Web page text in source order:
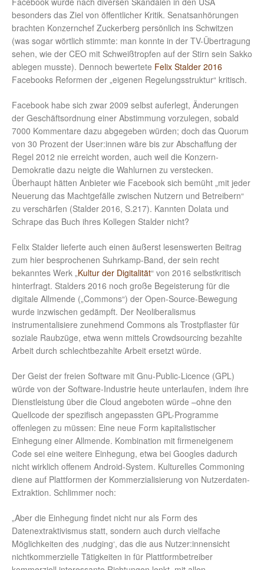
besonders das Ziel von öffentlicher Kritik. Senatsanhörungen
brachten Konzernchef Zuckerberg persönlich ins Schwitzen
(was sogar wörtlich stimmte: man konnte in der TV-Übertragung
sehen, wie der CEO mit Schweißtropfen auf der Stirn sein Sakko
ablegen musste). Dennoch bewertete Felix Stalder 2016
Facebooks Reformen der „eigenen Regelungsstruktur“ kritisch.
Facebook habe sich zwar 2009 selbst auferlegt, Änderungen
der Geschäftsordnung einer Abstimmung vorzulegen, sobald
7000 Kommentare dazu abgegeben würden; doch das Quorum
von 30 Prozent der User:innen wäre bis zur Abschaffung der
Regel 2012 nie erreicht worden, auch weil die Konzern-
Demokratie dazu neigte die Wahlurnen zu verstecken.
Überhaupt hätten Anbieter wie Facebook sich bemüht „mit jeder
Neuerung das Machtgefälle zwischen Nutzern und Betreibern“
zu verschärfen (Stalder 2016, S.217). Kannten Dolata und
Schrape das Buch ihres Kollegen Stalder nicht?
Felix Stalder lieferte auch einen äußerst lesenswerten Beitrag
zum hier besprochenen Suhrkamp-Band, der sein recht
bekanntes Werk „Kultur der Digitalität“ von 2016 selbstkritisch
hinterfragt. Stalders 2016 noch große Begeisterung für die
digitale Allmende („Commons“) der Open-Source-Bewegung
wurde inzwischen gedämpft. Der Neoliberalismus
instrumentalisiere zunehmend Commons als Trostpflaster für
soziale Raubzüge, etwa wenn mittels Crowdsourcing bezahlte
Arbeit durch schlechtbezahlte Arbeit ersetzt würde.
Der Geist der freien Software mit Gnu-Public-Licence (GPL)
würde von der Software-Industrie heute unterlaufen, indem ihre
Dienstleistung über die Cloud angeboten würde –ohne den
Quellcode der spezifisch angepassten GPL-Programme
offenlegen zu müssen: Eine neue Form kapitalistischer
Einhegung einer Allmende. Kombination mit firmeneigenem
Code sei eine weitere Einhegung, etwa bei Googles dadurch
nicht wirklich offenem Android-System. Kulturelles Commoning
diene auf Plattformen der Kommerzialisierung von Nutzerdaten-
Extraktion. Schlimmer noch:
„Aber die Einhegung findet nicht nur als Form des
Datenextraktivismus statt, sondern auch durch vielfache
Möglichkeiten des ‚nudging‘, das die aus Nutzer:innensicht
nichtkommerzielle Tätigkeiten in für Plattformbetreiber